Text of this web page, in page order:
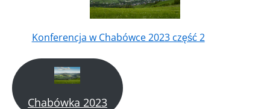
Konferencja w Chabówce 2023 część 2
Chabówka 2023